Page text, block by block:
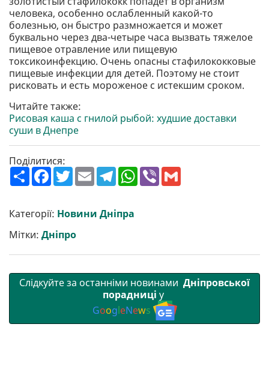
человека, особенно ослабленный какой-то
болезнью, он быстро размножается и может
буквально через два-четыре часа вызвать тяжелое
пищевое отравление или пищевую
токсикоинфекцию. Очень опасны стафилококковые
пищевые инфекции для детей. Поэтому не стоит
рисковать и есть мороженое с истекшим сроком.
Читайте также:
Рисовая каша с гнилой рыбой: худшие доставки
суши в Днепре
Поділитися:
П
о
р
и
т
и
F
a
b
o
o
k
T
w
t
e
r
E
m
l
T
e
g
r
W
h
V
Категорії: Новини Дніпра
Мітки: Дніпро
Слідкуйте за останніми новинами Дніпровської
порадниці у
GoogleNews